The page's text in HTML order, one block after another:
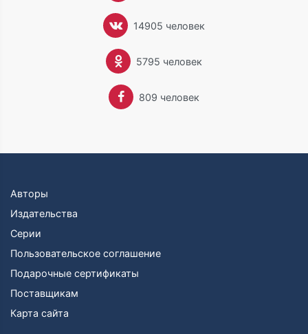
14905 человек
5795 человек
809 человек
Авторы
Издательства
Серии
Пользовательское соглашение
Подарочные сертификаты
Поставщикам
Карта сайта